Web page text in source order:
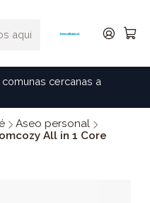
cercanas a
Aseo personal
All in 1 Core